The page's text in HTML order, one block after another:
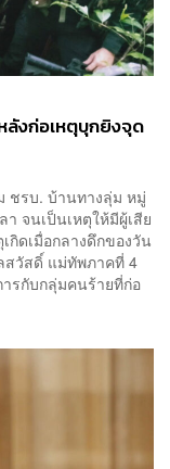
ลังก่อเหตุบุกยิงจุด
ชรบ. บ้านทางลุ่ม หมู่
จนเป็นเหตุให้มีผู้เสีย
กิดเมื่อกลางดึกของวัน
วัสดิ์ แม่ทัพภาคที่ 4
รกับกลุ่มคนร้ายที่ก่อ